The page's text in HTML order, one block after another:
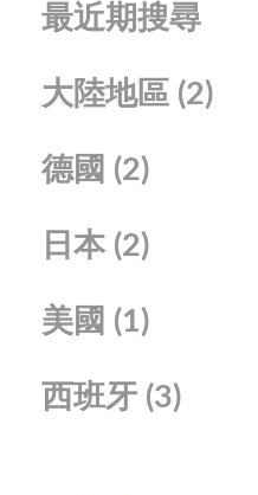
最近期搜尋
大陸地區 (2)
德國 (2)
日本 (2)
美國 (1)
西班牙 (3)